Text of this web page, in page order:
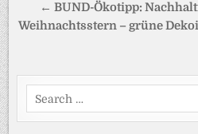
← BUND-Ökotipp:
Weihnachtsstern – grüne
Search
for: